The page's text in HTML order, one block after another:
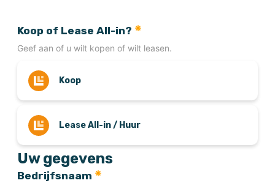
Koop of Lease All-in?
Geef aan of u wilt kopen of wilt leasen.
Koop
Lease All-in / Huur
Uw gegevens
Bedrijfsnaam